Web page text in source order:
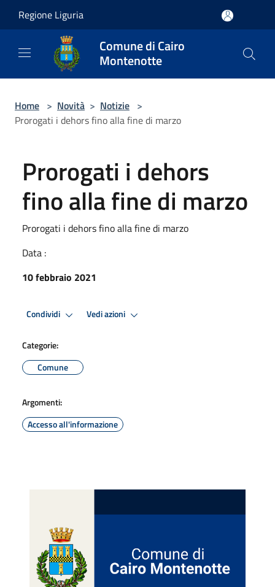
Regione Liguria
Comune di Cairo
Montenotte
Home > Novità > Notizie >
Prorogati i dehors fino alla fine di marzo
Prorogati i dehors
fino alla fine di marzo
Prorogati i dehors fino alla fine di marzo
Data :
10 febbraio 2021
Condividi Vedi azioni
Categorie:
Comune
Argomenti:
Accesso all'informazione